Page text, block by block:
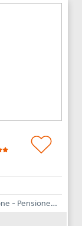
All Inclusive - Mezza Pensione - Pensione Completa